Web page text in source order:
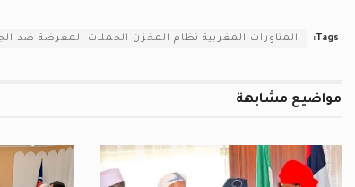
Tags: المناورات المغربية نظام المخزن الحملات المغرضة ضد
مواضيع مشابهة